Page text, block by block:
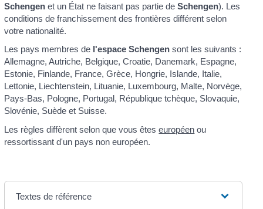
Schengen et un État ne faisant pas partie deSchengen). Les
conditions de franchissement des frontières différent selon
votre nationalité.
Les pays membres de l'espace Schengen sont les suivants :
Allemagne, Autriche, Belgique, Croatie, Danemark, Espagne,
Estonie, Finlande, France, Grèce, Hongrie, Islande, Italie,
Lettonie, Liechtenstein, Lituanie, Luxembourg, Malte, Norvège,
Pays-Bas, Pologne, Portugal, République tchèque, Slovaquie,
Slovénie, Suède et Suisse.
Les règles diffèrent selon que vous êteseuropéen ou
ressortissant d'un pays non européen.
Textes de référence